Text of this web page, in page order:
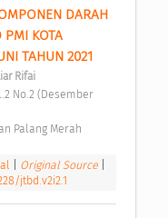
DARAH
PMI KOTA
TAHUN 2021
Rifai
Palang Merah
Original Source
jtbd.v2i2.1